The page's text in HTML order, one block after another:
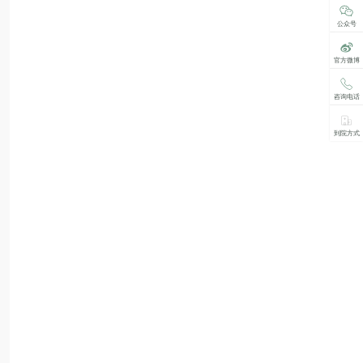
公众号
官方微博
咨询电话
到院方式